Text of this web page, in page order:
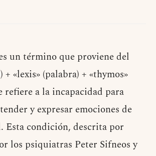
un término que proviene del
+ «lexis» (palabra) + «thymos»
refiere a la incapacidad para
y expresar emociones de
Esta condición, descrita por
los psiquiatras Peter Sifneos y